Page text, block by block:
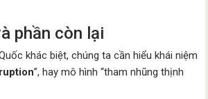
phần còn lại
khác biệt, chúng ta cần hiểu khái niệm
”, hay mô hình “tham nhũng thịnh